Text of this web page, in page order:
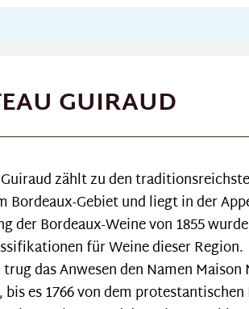
GUIRAUD
zählt zu den
Bordeaux-Gebiet und liegt in der
der Bordeaux-Weine von 1855
für Weine dieser Region.
das Anwesen den Namen
bis es 1766 von dem